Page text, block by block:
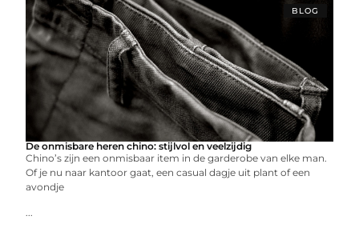
BLOG
De onmisbare heren chino: stijlvol en veelzijdig
Chino’s zijn een onmisbaar item in de garderobe van elke man.
Of je nu naar kantoor gaat, een casual dagje uit plant of een
avondje
...